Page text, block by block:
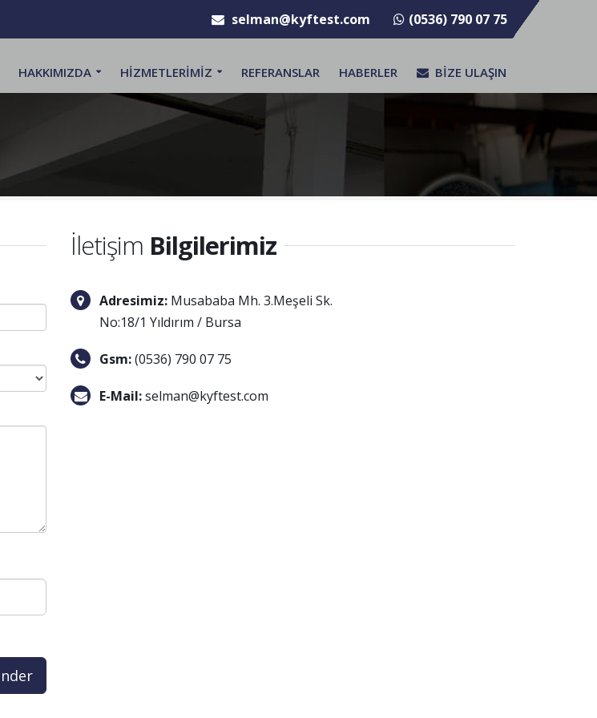
selman@kyftest.com (0536) 790 07 75
HAKKIMIZDA HİZMETLERİMİZ REFERANSLAR HABERLER BİZE ULAŞIN
İletişim Bilgilerimiz
Adresimiz: Musababa Mh. 3.Meşeli Sk.
No:18/1 Yıldırım / Bursa
Gsm:(0536) 790 07 75
E-Mail:selman@kyftest.com